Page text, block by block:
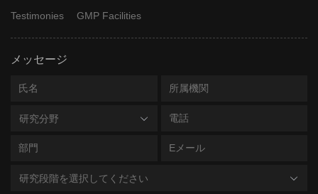
Testimonies
GMP Facilities
メッセージ
研究分野
研究段階を選択してください